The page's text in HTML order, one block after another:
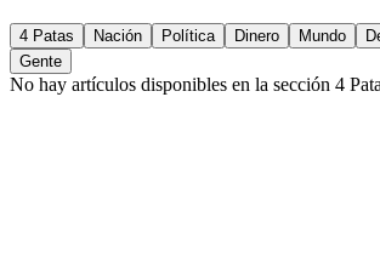
4 Patas Nación Política Dinero Mundo
Gente
No hay artículos disponibles en la sección 4